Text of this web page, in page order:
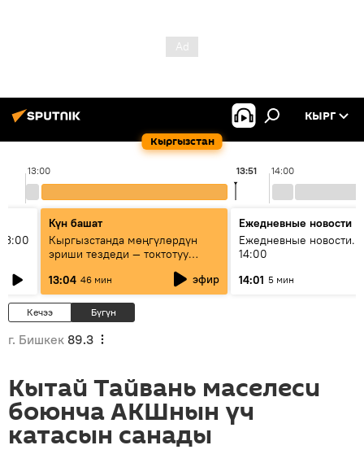
Кыргызстан
КЫРГ
13:00 14:00
13:51
Күн башат
Кыргызстанда мөңгүлөрдүн
эриши тездеди — токтотуу
13:04 46 мин эфир
Ежедневные новости
Ежедневные новости.
14:00
14:01 5 мин
Кечээ Бүгүн
г. Бишкек 89.3
Кытай Тайвань маселеси
боюнча АКШнын үч
катасын санады